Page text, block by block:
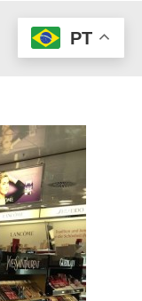
PT